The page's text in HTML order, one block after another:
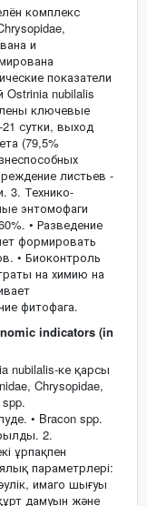
комплекс
и
показатели
Ostrinia nubilalis
ключевые
сутки, выход
(79,5%
листьев -
3. Технико-
энтомофаги
• Разведение
формировать
• Биоконтроль
на химию на
фитофага.
indicators (in
nubilalis-ке қарсы
Chrysopidae,
• Bracon spp.
2.
ұрпақпен
параметрлері:
имаго шығуы
дамуын және